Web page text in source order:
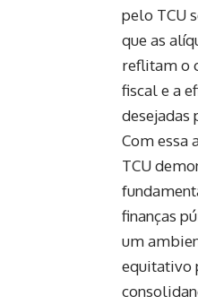
pelo TCU
que as
reflitam o
fiscal e a
desejadas
Com essa
TCU
finanças
um
equitativo